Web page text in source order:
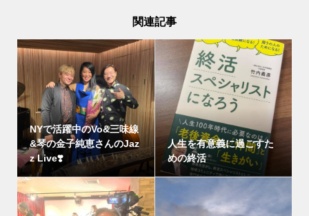
関連記事
NYで活躍中のVo&三味線
&琴の金子純恵さんのJaz
z Live❣️
人生を有意義に過ごすた
めの終活